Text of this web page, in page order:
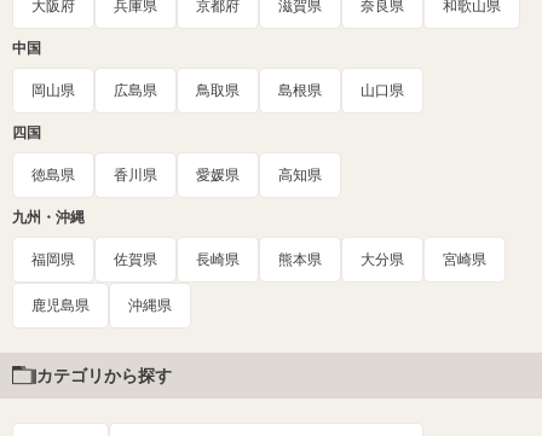
大阪府 兵庫県 京都府 滋賀県 奈良県 和歌山県
中国
岡山県 広島県 鳥取県 島根県 山口県
四国
徳島県 香川県 愛媛県 高知県
九州・沖縄
福岡県 佐賀県 長崎県 熊本県 大分県 宮崎県
鹿児島県 沖縄県
カテゴリから探す